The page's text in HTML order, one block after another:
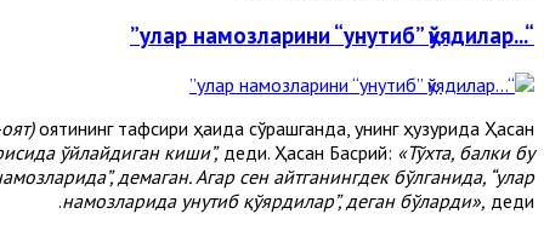
“...улар намозларини “унутиб” қўядилар”
оятининг тафсири ҳақида сўрашганда, унинг ҳузурида Ҳасан
ўйлайдиган киши”,деди. Ҳасан Басрий: «Тўхта, балки бу
демаган. Агар сен айтганингдек бўлганида, “улар
намозларида унутиб қўярдилар”, деган бўларди», деди.